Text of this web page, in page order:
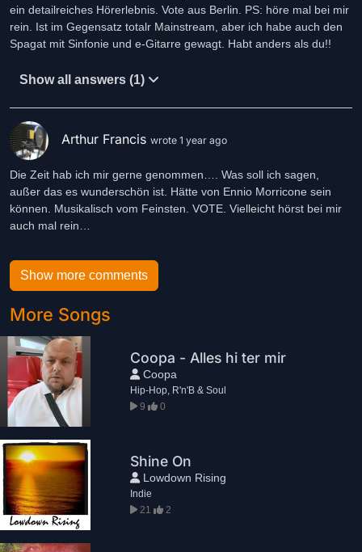
ein detailreiches Hörerlebnis. Vote aus Berlin. PS: höre mal bei mir
rein. Ist im Gegensatz totalr Mainstream, aber ich habe auch den
Spagat mit Sinfonie und e-Gitarre gewagt. Habt anders als du!!
Show all answers (1)
Arthur Francis wrote 1 year ago
Die Zeit hab ich mir gerne genommen…. Was soll ich sagen,
außer das es wunderschön ist. Hätte von Ennio Morricone sein
können. Musikalisch vom Feinsten. VOTE. Vielleicht hörst bei mir
auch mal rein…
Show more comments
More Songs
Coopa - Alles hi ter mir
Coopa
Hip-Hop, R'n'B & Soul
9
0
Shine On
Lowdown Rising
Indie
21
2